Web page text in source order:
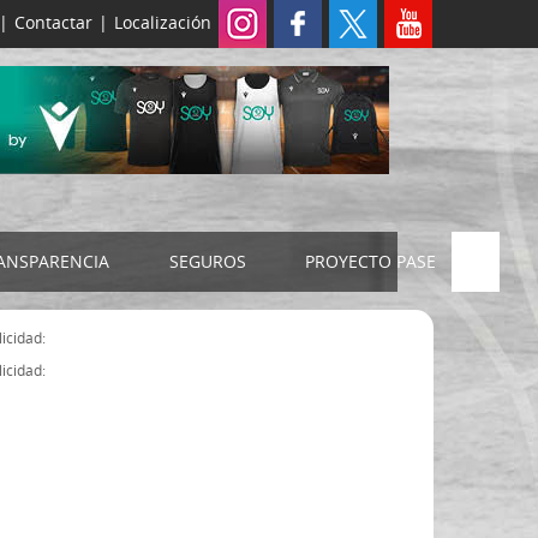
| Contactar | Localización
2024
SEGUROS
SEGURO JUDEX
PROYECTO PASE